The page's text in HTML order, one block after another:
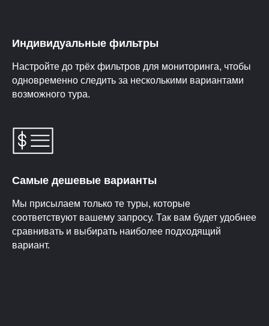
Индивидуальные фильтры
Настройте до трёх фильтров для мониторинга, чтобы
одновременно следить за несколькими вариантами
возможного тура.
Самые дешевые варианты
Мы присылаем только те туры, которые
соответствуют вашему запросу. Так вам будет удобнее
сравнивать и выбирать наиболее подходящий
вариант.